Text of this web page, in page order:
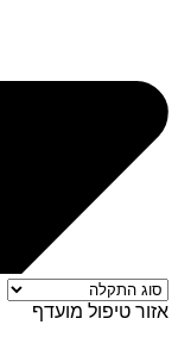
אזור טיפול מועדף